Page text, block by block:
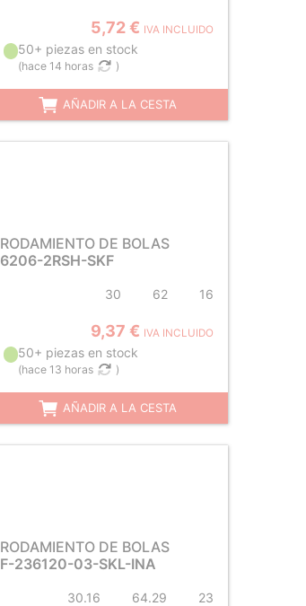
5,72 € IVA INCLUIDO
50+ piezas en stock
(hace 14 horas )
AÑADIR A LA CESTA
RODAMIENTO DE BOLAS
6206-2RSH-SKF
30 62 16
9,37 € IVA INCLUIDO
50+ piezas en stock
(hace 13 horas )
AÑADIR A LA CESTA
RODAMIENTO DE BOLAS
F-236120-03-SKL-INA
30.16 64.29 23